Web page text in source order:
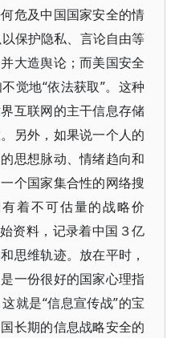
危及中国国家安全的情
保护隐私、言论自由等
大造舆论；而美国安全
觉地“依法获取”。这种
互联网的主干信息存储
另外，如果说一个人的
思想脉动、情绪趋向和
个国家集合性的网络搜
着不可估量的战略价
资料，记录着中国３亿
思维轨迹。放在平时，
一份很好的国家心理指
就是“信息宣传战”的宝
长期的信息战略安全的